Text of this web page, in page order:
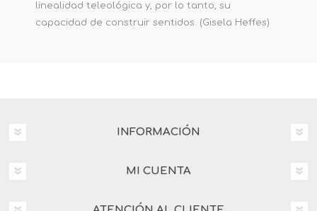
linealidad teleológica y, por lo tanto, su
capacidad de construir sentidos. (Gisela Heffes)
INFORMACIÓN
MI CUENTA